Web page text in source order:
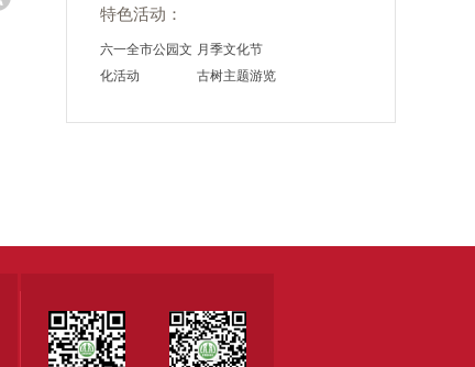
特色活动：
六一全市公园文
化活动
月季文化节
古树主题游览